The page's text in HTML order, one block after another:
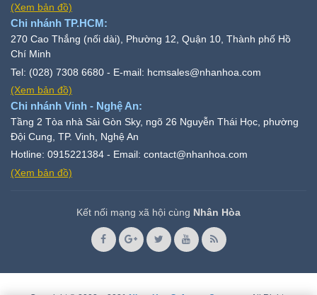
(Xem bản đồ)
Chi nhánh TP.HCM:
270 Cao Thắng (nối dài), Phường 12, Quận 10, Thành phố Hồ
Chí Minh
Tel: (028) 7308 6680 - E-mail: hcmsales@nhanhoa.com
(Xem bản đồ)
Chi nhánh Vinh - Nghệ An:
Tầng 2 Tòa nhà Sài Gòn Sky, ngõ 26 Nguyễn Thái Học, phường
Đội Cung, TP. Vinh, Nghệ An
Hotline: 0915221384 - Email: contact@nhanhoa.com
(Xem bản đồ)
Kết nối mạng xã hội cùng Nhân Hòa